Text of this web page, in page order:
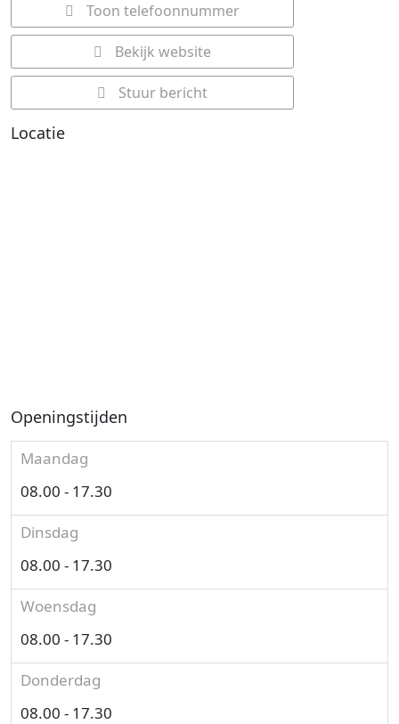
Toon telefoonnummer
Bekijk website
Stuur bericht
Locatie
Openingstijden
Maandag
08.00 - 17.30
Dinsdag
08.00 - 17.30
Woensdag
08.00 - 17.30
Donderdag
08.00 - 17.30